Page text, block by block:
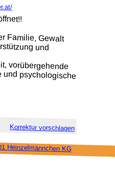
Familie, Gewalt
und
vorübergehende
psychologische
Korrektur vor­schlagen
Heinzel­männchen KG